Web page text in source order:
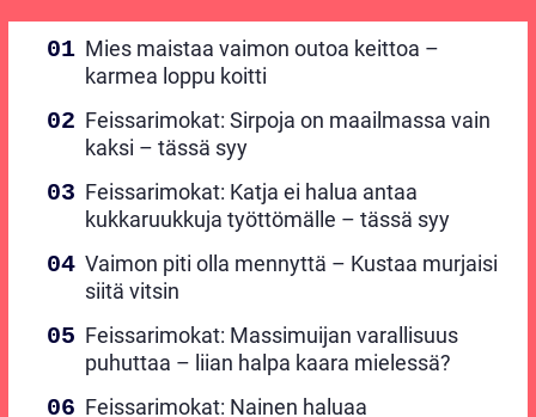
Mies maistaa vaimon outoa keittoa –
karmea loppu koitti
Feissarimokat: Sirpoja on maailmassa vain
kaksi – tässä syy
Feissarimokat: Katja ei halua antaa
kukkaruukkuja työttömälle – tässä syy
Vaimon piti olla mennyttä – Kustaa murjaisi
siitä vitsin
Feissarimokat: Massimuijan varallisuus
puhuttaa – liian halpa kaara mielessä?
Feissarimokat: Nainen haluaa